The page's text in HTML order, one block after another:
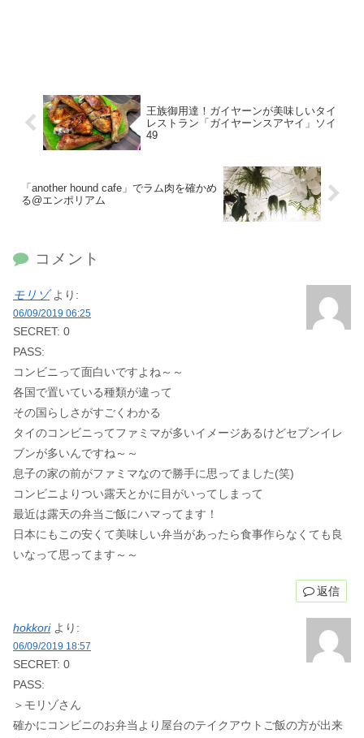
王族御用達！ガイヤーンが美味しいタイ
レストラン「ガイヤーンスアヤイ」ソイ
49
「another hound cafe」でラム肉を確かめ
る@エンポリアム
コメント
モリゾ より:
06/09/2019 06:25
SECRET: 0
PASS:
コンビニって面白いですよね～～
各国で置いている種類が違って
その国らしさがすごくわかる
タイのコンビニってファミマが多いイメージあるけどセブンイレ
ブンが多いんですね～～
息子の家の前がファミマなので勝手に思ってました(笑)
コンビニよりつい露天とかに目がいってしまって
最近は露天の弁当ご飯にハマってます！
日本にもこの安くて美味しい弁当があったら食事作らなくても良
いなって思ってます～～
返信
hokkori より:
06/09/2019 18:57
SECRET: 0
PASS:
＞モリゾさん
確かにコンビニのお弁当より屋台のテイクアウトご飯の方が出来